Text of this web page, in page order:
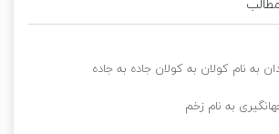
به نام کولان به کولان جاده به جاده
به نام زخم